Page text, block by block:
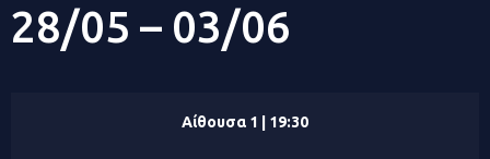
28/05 – 03/06
Αίθουσα 1 | 19:30